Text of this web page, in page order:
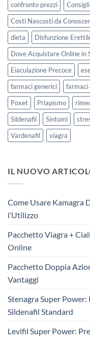
confronto prezzi
Costi Nascosti da
dieta
Disfunzione
Dove Acquistare Online in
Eiaculazione Precoce
farmaci generici
farmaci
Poxet
Priapismo
Sildenafil
Sintomi
Vardenafil
viagra
IL NUOVO
Come Usare Kamagra
l’Utilizzo
Pacchetto Viagra +
Online
Pacchetto Doppia
Vantaggi
Stenagra Super
Sildenafil Standard
Levifil Super Power: